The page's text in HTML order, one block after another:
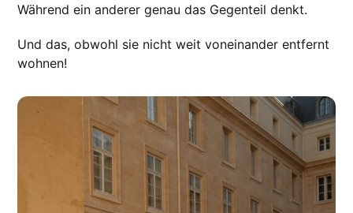
Während ein anderer genau das Gegenteil denkt.
Und das, obwohl sie nicht weit voneinander entfernt
wohnen!